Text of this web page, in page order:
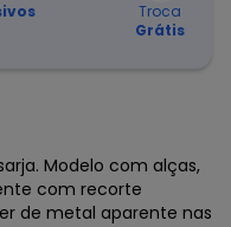
Troca
Grátis
Modelo com alças,
com recorte
de metal aparente nas